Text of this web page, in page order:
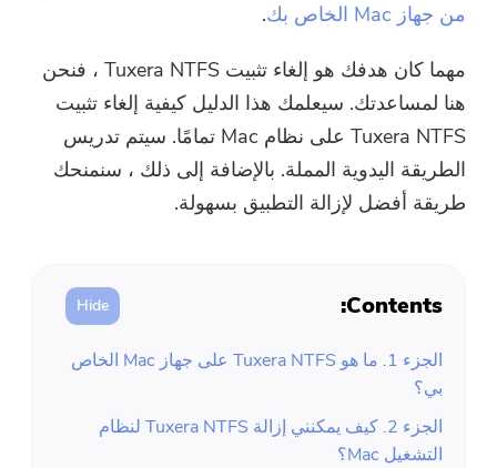
من جهاز Mac الخاص بك
.
مهما كان هدفك هو إلغاء تثبيت Tuxera NTFS ، فنحن
هنا لمساعدتك. سيعلمك هذا الدليل كيفية إلغاء تثبيت
Tuxera NTFS على نظام Mac تمامًا. سيتم تدريس
الطريقة اليدوية المملة. بالإضافة إلى ذلك ، سنمنحك
طريقة أفضل لإزالة التطبيق بسهولة.
Contents:
الجزء 1. ما هو Tuxera NTFS على جهاز Mac الخاص
بي؟
الجزء 2. كيف يمكنني إزالة Tuxera NTFS لنظام
التشغيل Mac؟